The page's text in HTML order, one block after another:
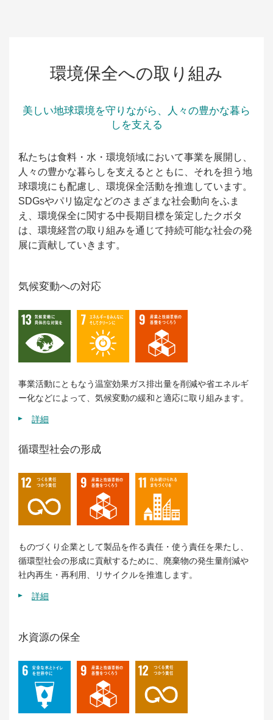
環境保全への取り組み
美しい地球環境を守りながら、人々の豊かな暮ら
しを支える
私たちは食料・水・環境領域において事業を展開し、
人々の豊かな暮らしを支えるとともに、それを担う地
球環境にも配慮し、環境保全活動を推進しています。
SDGsやパリ協定などのさまざまな社会動向をふま
え、環境保全に関する中長期目標を策定したクボタ
は、環境経営の取り組みを通じて持続可能な社会の発
展に貢献していきます。
気候変動への対応
事業活動にともなう温室効果ガス排出量を削減や省エネルギ
ー化などによって、気候変動の緩和と適応に取り組みます。
詳細
循環型社会の形成
ものづくり企業として製品を作る責任・使う責任を果たし、
循環型社会の形成に貢献するために、廃棄物の発生量削減や
社内再生・再利用、リサイクルを推進します。
詳細
水資源の保全